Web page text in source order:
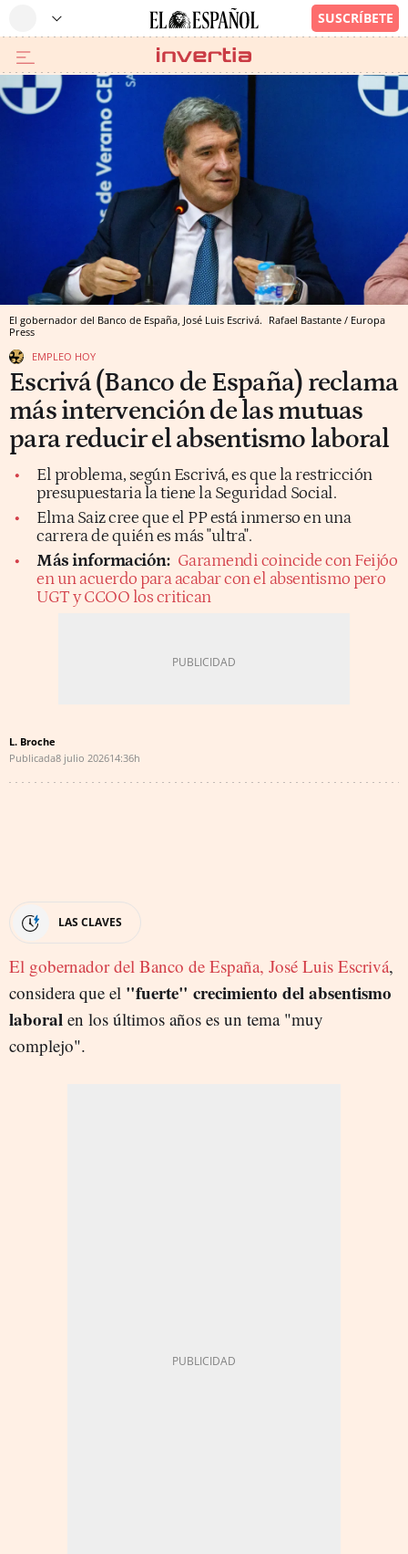
El gobernador del Banco de España, José Luis Escrivá. Rafael Bastante / Europa
Press
EMPLEO HOY
Escrivá (Banco de España) reclama
más intervención de las mutuas
para reducir el absentismo laboral
El problema, según Escrivá, es que la restricción
presupuestaria la tiene la Seguridad Social.
Elma Saiz cree que el PP está inmerso en una
carrera de quién es más "ultra".
Más información: Garamendi coincide con Feijóo
en un acuerdo para acabar con el absentismo pero
UGT y CCOO los critican
L. Broche
Publicada8 julio 202614:36h
LAS CLAVES
El gobernador del Banco de España, José Luis Escrivá,
considera que el "fuerte" crecimiento del absentismo
laboral en los últimos años es un tema "muy
complejo".